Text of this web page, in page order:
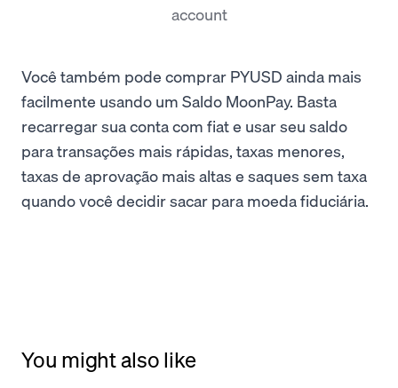
account
Você também pode comprar PYUSD ainda mais
facilmente usando um Saldo MoonPay. Basta
recarregar sua conta com fiat e usar seu saldo
para transações mais rápidas, taxas menores,
taxas de aprovação mais altas e saques sem taxa
quando você decidir sacar para moeda fiduciária.
You might also like